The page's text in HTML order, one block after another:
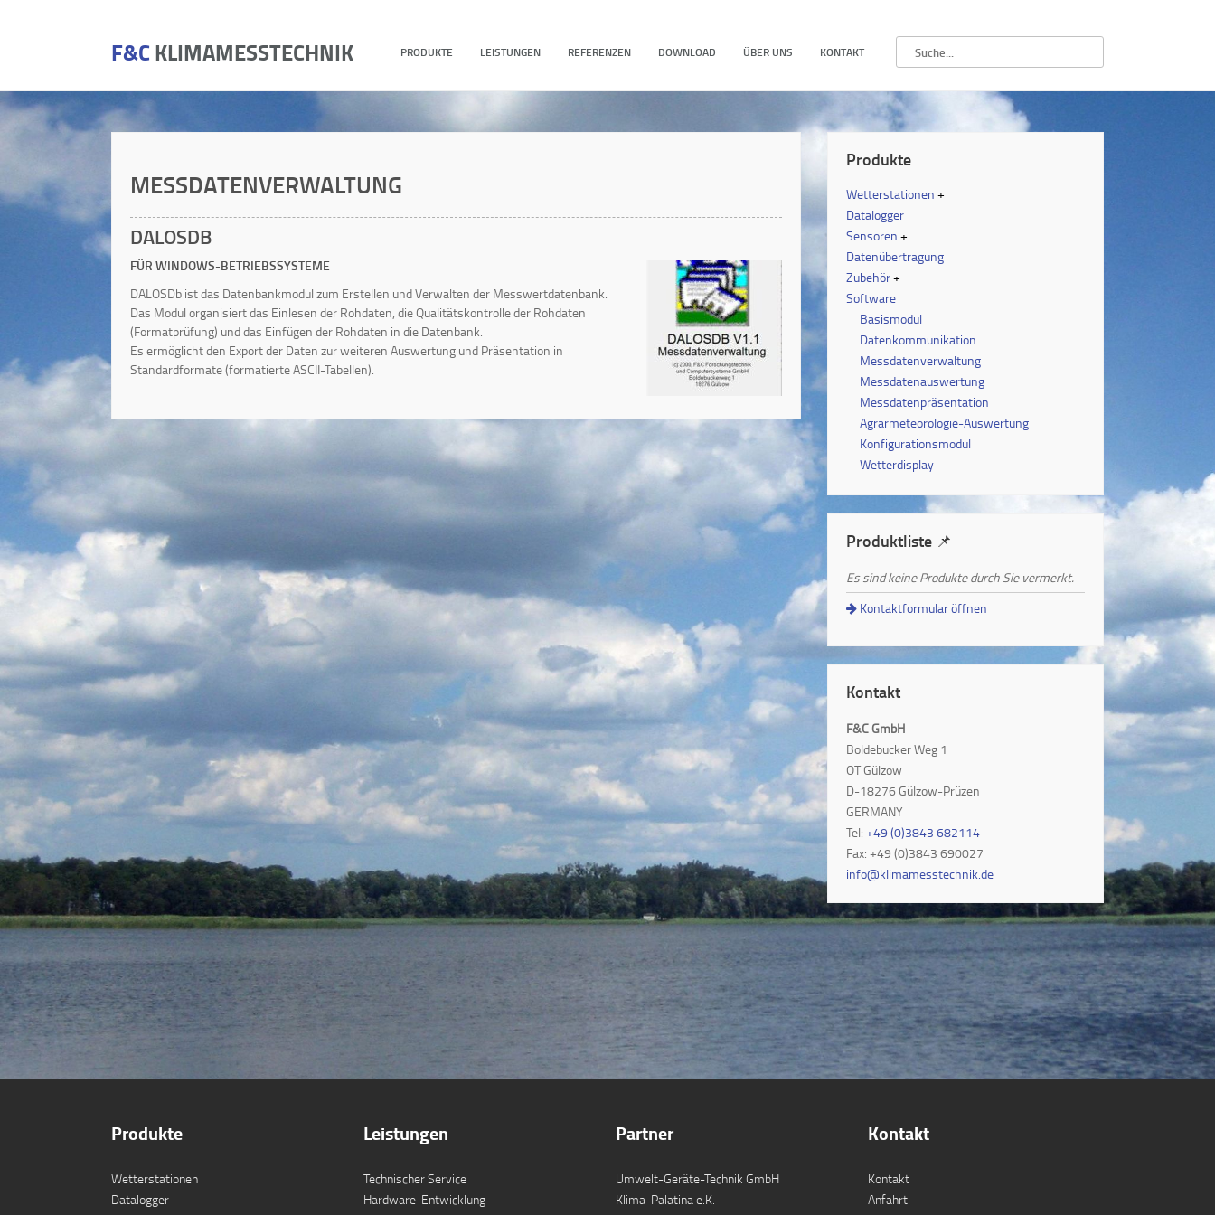
F&C KLIMAMESSTECHNIK PRODUKTE LEISTUNGEN REFERENZEN DOWNLOAD ÜBER UNS KONTAKT
MESSDATENVERWALTUNG
DALOSDB
FÜR WINDOWS-BETRIEBSSYSTEME
DALOSDb ist das Datenbankmodul zum Erstellen und Verwalten der Messwertdatenbank.
Das Modul organisiert das Einlesen der Rohdaten, die Qualitätskontrolle der Rohdaten
(Formatprüfung) und das Einfügen der Rohdaten in die Datenbank.
Es ermöglicht den Export der Daten zur weiteren Auswertung und Präsentation in
Standardformate (formatierte ASCII-Tabellen).
Produkte
Wetterstationen
Datalogger
Sensoren
Datenübertragung
Zubehör
Software
Basismodul
Datenkommunikation
Messdatenverwaltung
Messdatenauswertung
Messdatenpräsentation
Agrarmeteorologie-Auswertung
Konfigurationsmodul
Wetterdisplay
Produktliste 📌
Es sind keine Produkte durch Sie vermerkt.
Kontaktformular öffnen
Kontakt
F&C GmbH
Boldebucker Weg 1
OT Gülzow
D-18276 Gülzow-Prüzen
GERMANY
Tel:+49 (0)3843 682114
Fax: +49 (0)3843 690027
info@klimamesstechnik.de
Produkte
Wetterstationen
Datalogger
Leistungen
Technischer Service
Hardware-Entwicklung
Partner
Umwelt-Geräte-Technik GmbH
Klima-Palatina e.K.
Kontakt
Kontakt
Anfahrt